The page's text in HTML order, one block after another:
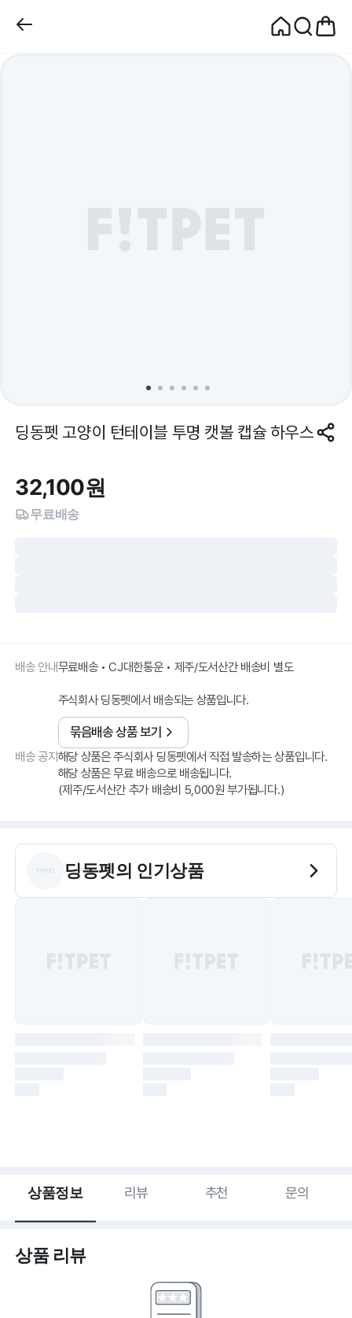
딩동펫 고양이 턴테이블 투명 캣볼 캡슐 하우스
32,100원
무료배송
배송 안내무료배송 • CJ대한통운 • 제주/도서산간 배송비 별도
주식회사 딩동펫에서 배송되는 상품입니다.
묶음배송 상품 보기
배송 공지해당 상품은 주식회사 딩동펫에서 직접 발송하는 상품입니다.
해당 상품은 무료 배송으로 배송됩니다.
(제주/도서산간 추가 배송비 5,000원 부가됩니다.)
딩동펫의 인기상품
상품정보 리뷰 추천 문의
상품 리뷰